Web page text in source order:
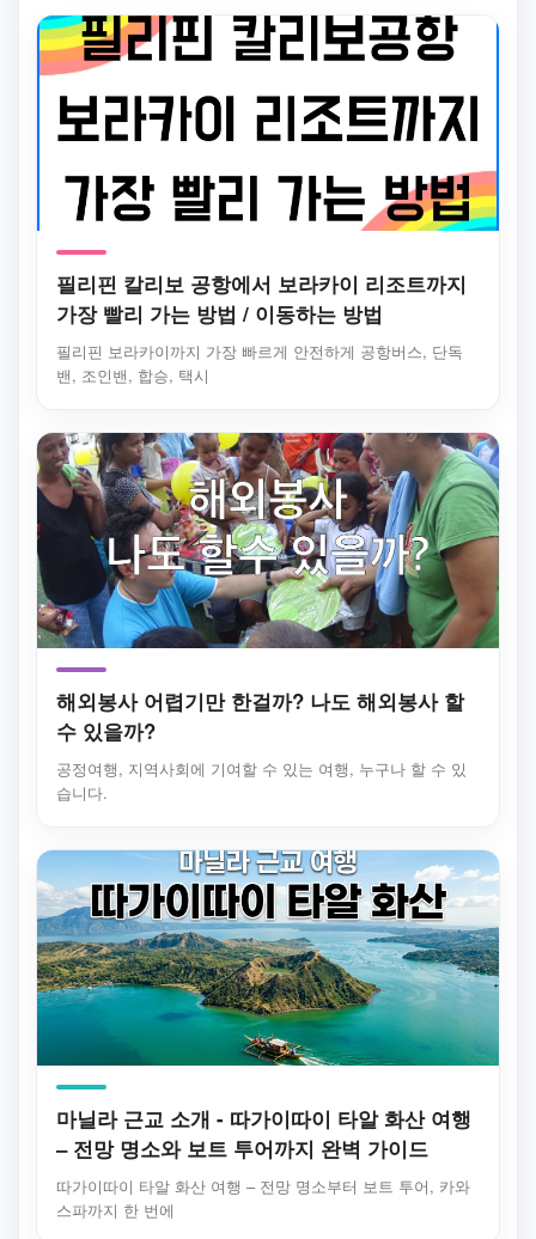
필리핀 칼리보 공항에서 보라카이 리조트까지
가장 빨리 가는 방법 / 이동하는 방법
필리핀 보라카이까지 가장 빠르게 안전하게 공항버스, 단독
밴, 조인밴, 합승, 택시
해외봉사 어렵기만 한걸까? 나도 해외봉사 할
수 있을까?
공정여행, 지역사회에 기여할 수 있는 여행, 누구나 할 수 있
습니다.
마닐라 근교 소개 - 따가이따이 타알 화산 여행
– 전망 명소와 보트 투어까지 완벽 가이드
따가이따이 타알 화산 여행 – 전망 명소부터 보트 투어, 카와
스파까지 한 번에